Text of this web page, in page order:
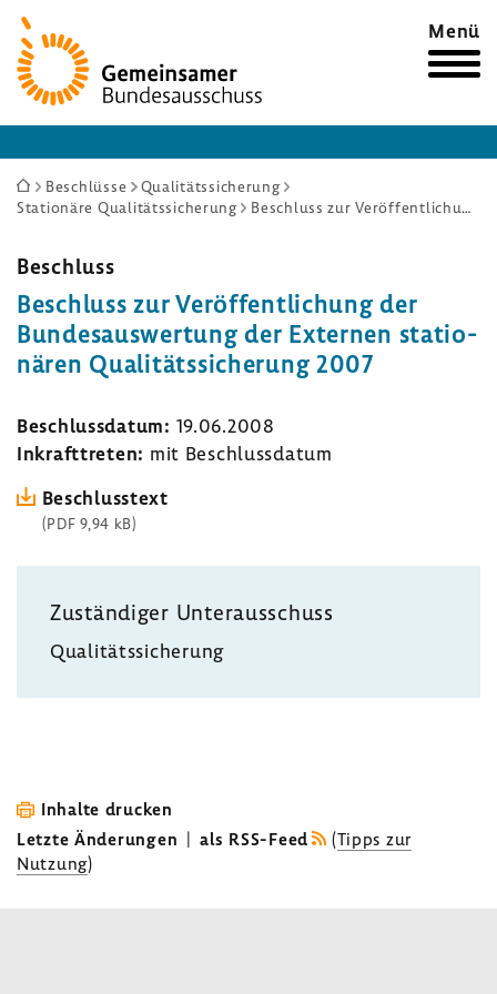
Zur
Startseite
Menü
Sie
sind
Beschlüsse
Qualitätssicherung
Stationäre Qualitätssicherung
Beschluss zur Veröffentlichung der Bundesauswertung der Externen stationären Qualitätssicherung 2007
Beschluss
Beschluss zur Veröf­fent­li­chung der
Bundes­aus­wer­tung der Externen statio­
nären Quali­täts­si­che­rung 2007
Beschluss­datum: 19.06.2008
Inkraft­treten: mit Beschluss­datum
Beschluss­text
(PDF 9,94 kB)
Zustän­diger Unter­aus­schuss
Quali­täts­si­che­rung
Inhalte drucken
Letzte Änderungen | als RSS-Feed (Tipps zur
Nutzung)